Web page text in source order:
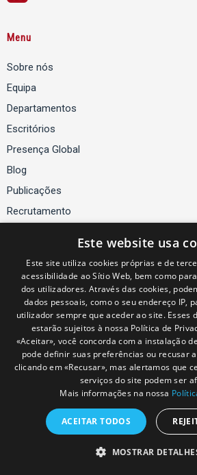
Menu
Sobre nós
Equipa
Departamentos
Escritórios
Presença Global
Blog
Publicações
Recrutamento
Contactos
Política de Segurança de Informação
Política de Cookies
Sociedade de Advogados, SP, RL. are the Portuguese member firms of Andersen
independent member firms located throughout the world providing services under their own
no responsibility for any actions of Andersen Global. Your use of this website is subject to
these terms and conditions before using the
Este website usa
Este site utiliza cookies próprias e de
acessibilidade ao Sítio Web, bem como
dos utilizadores. Através das cookies,
dados pessoais, como o seu endereço IP,
utilizador sempre que aceder ao site. Esses
estarão sujeitos à nossa Política de
«Aceitar», você concorda com a instalação
pode definir suas preferências ou recusar
clicando em «Recusar», mas alertamos que
serviços do site podem ser
Mais informações na nossa
ACEITAR TODOS
MOSTRAR